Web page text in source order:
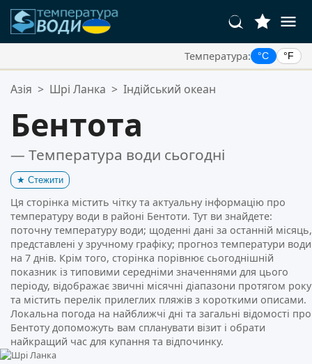
Температура: °C °F
Ваші Улюблені Місця:
Азія > Шрі Ланка > Індійський океан
Бентота
— Температура води сьогодні
★ Стежити
Ця сторінка містить чітку та актуальну інформацію про
температуру води в районі Бентоти. Тут ви знайдете:
поточну температуру води; щоденні дані за останній місяць,
представлені у зручному графіку; прогноз температури води
на 7 днів. Крім того, сторінка порівнює сьогоднішній
показник із типовими середніми значеннями для цього
періоду, відображає звичні місячні діапазони протягом року
та містить перелік прилеглих пляжів з короткими описами.
Локальна погода на найближчі дні та загальні відомості про
Бентоту допоможуть вам спланувати візит і обрати
найкращий час для купання та відпочинку.